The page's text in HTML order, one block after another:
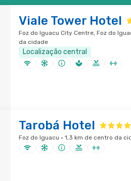
Viale Tower Hotel
Foz do Iguacu City Centre, Foz do
da cidade
Localização central
Tarobá Hotel
Foz do Iguacu · 1,3 km de centro da